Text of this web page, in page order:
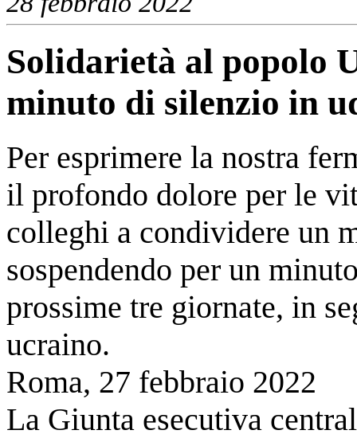
Solidarietà al popolo
minuto di silenzio in
Per esprimere la nostra
il profondo dolore per le
colleghi a condividere un
sospendendo per un
prossime tre giornate, in
ucraino.
Roma, 27 febbraio 2022
La Giunta esecutiva